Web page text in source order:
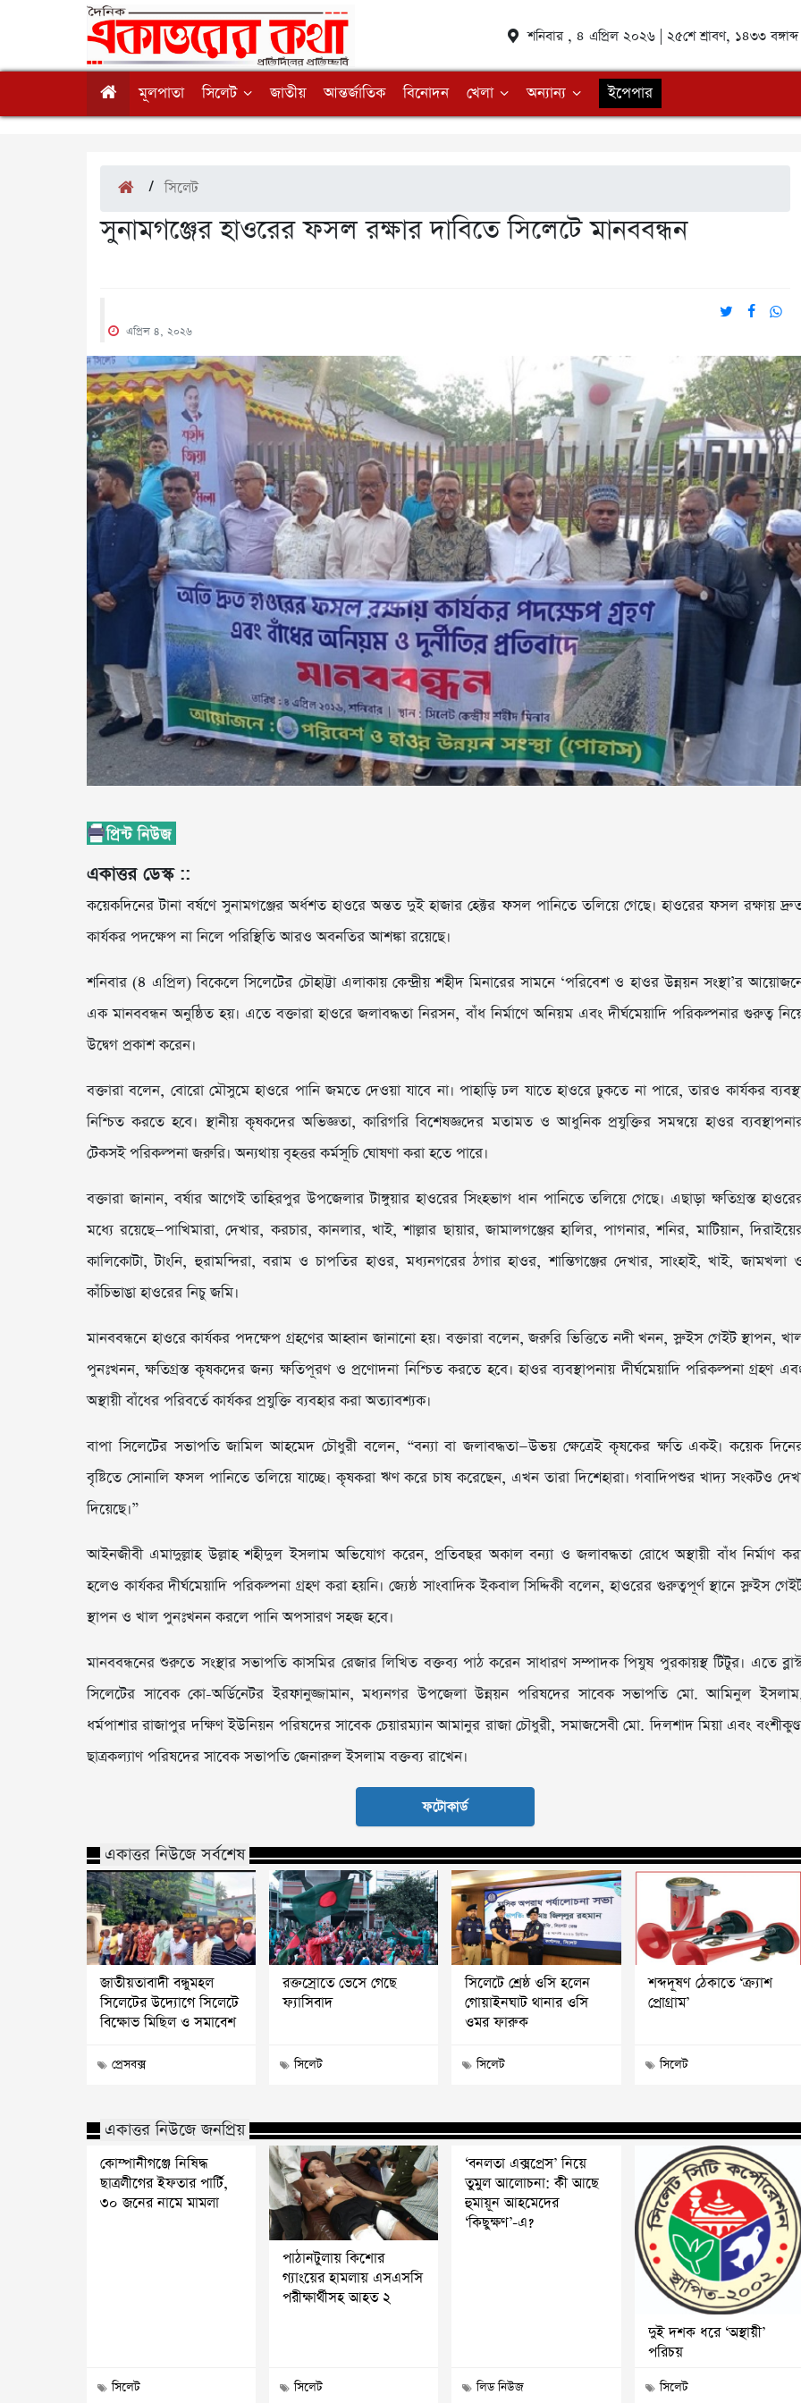
শনিবার , ৪ এপ্রিল ২০২৬ | ২৫শে শ্রাবণ, ১৪৩৩
মূলপাতা সিলেট জাতীয় আন্তর্জাতিক বিনোদন খেলা অন্যান্য ইপেপার
/সিলেট
সুনামগঞ্জের হাওরের ফসল রক্ষার দাবিতে সিলেটে মানববন্ধন
এপ্রিল ৪, ২০২৬
একাত্তর ডেস্ক ::
কয়েকদিনের টানা বর্ষণে সুনামগঞ্জের অর্ধশত হাওরে অন্তত দুই হাজার হেক্টর ফসল পানিতে তলিয়ে গেছে। হাওরের ফসল রক্ষায়
কার্যকর পদক্ষেপ না নিলে পরিস্থিতি আরও অবনতির আশঙ্কা রয়েছে।
শনিবার (৪ এপ্রিল) বিকেলে সিলেটের চৌহাট্টা এলাকায় কেন্দ্রীয় শহীদ মিনারের সামনে ‘পরিবেশ ও হাওর উন্নয়ন সংস্থা’র
এক মানববন্ধন অনুষ্ঠিত হয়। এতে বক্তারা হাওরে জলাবদ্ধতা নিরসন, বাঁধ নির্মাণে অনিয়ম এবং দীর্ঘমেয়াদি পরিকল্পনার গুরুত্ব
উদ্বেগ প্রকাশ করেন।
বক্তারা বলেন, বোরো মৌসুমে হাওরে পানি জমতে দেওয়া যাবে না। পাহাড়ি ঢল যাতে হাওরে ঢুকতে না পারে, তারও কার্যকর
নিশ্চিত করতে হবে। স্থানীয় কৃষকদের অভিজ্ঞতা, কারিগরি বিশেষজ্ঞদের মতামত ও আধুনিক প্রযুক্তির সমন্বয়ে হাওর
টেকসই পরিকল্পনা জরুরি। অন্যথায় বৃহত্তর কর্মসূচি ঘোষণা করা হতে পারে।
বক্তারা জানান, বর্ষার আগেই তাহিরপুর উপজেলার টাঙ্গুয়ার হাওরের সিংহভাগ ধান পানিতে তলিয়ে গেছে। এছাড়া ক্ষতিগ্রস্ত
মধ্যে রয়েছে—পাখিমারা, দেখার, করচার, কানলার, খাই, শাল্লার ছায়ার, জামালগঞ্জের হালির, পাগনার, শনির, মাটিয়ান,
কালিকোটা, টাংনি, হুরামন্দিরা, বরাম ও চাপতির হাওর, মধ্যনগরের ঠগার হাওর, শান্তিগঞ্জের দেখার, সাংহাই, খাই, জামখলা
কাঁচিভাঙা হাওরের নিচু জমি।
মানববন্ধনে হাওরে কার্যকর পদক্ষেপ গ্রহণের আহ্বান জানানো হয়। বক্তারা বলেন, জরুরি ভিত্তিতে নদী খনন, স্লুইস গেইট স্থাপন,
পুনঃখনন, ক্ষতিগ্রস্ত কৃষকদের জন্য ক্ষতিপূরণ ও প্রণোদনা নিশ্চিত করতে হবে। হাওর ব্যবস্থাপনায় দীর্ঘমেয়াদি পরিকল্পনা গ্রহণ
অস্থায়ী বাঁধের পরিবর্তে কার্যকর প্রযুক্তি ব্যবহার করা অত্যাবশ্যক।
বাপা সিলেটের সভাপতি জামিল আহমেদ চৌধুরী বলেন, “বন্যা বা জলাবদ্ধতা—উভয় ক্ষেত্রেই কৃষকের ক্ষতি একই। কয়েক
বৃষ্টিতে সোনালি ফসল পানিতে তলিয়ে যাচ্ছে। কৃষকরা ঋণ করে চাষ করেছেন, এখন তারা দিশেহারা। গবাদিপশুর খাদ্য সংকটও
দিয়েছে।”
আইনজীবী এমাদুল্লাহ উল্লাহ শহীদুল ইসলাম অভিযোগ করেন, প্রতিবছর অকাল বন্যা ও জলাবদ্ধতা রোধে অস্থায়ী বাঁধ নির্মাণ
হলেও কার্যকর দীর্ঘমেয়াদি পরিকল্পনা গ্রহণ করা হয়নি। জ্যেষ্ঠ সাংবাদিক ইকবাল সিদ্দিকী বলেন, হাওরের গুরুত্বপূর্ণ স্থানে স্লুইস
স্থাপন ও খাল পুনঃখনন করলে পানি অপসারণ সহজ হবে।
মানববন্ধনের শুরুতে সংস্থার সভাপতি কাসমির রেজার লিখিত বক্তব্য পাঠ করেন সাধারণ সম্পাদক পিযুষ পুরকায়স্থ টিটুর। এতে
সিলেটের সাবেক কো-অর্ডিনেটর ইরফানুজ্জামান, মধ্যনগর উপজেলা উন্নয়ন পরিষদের সাবেক সভাপতি মো. আমিনুল
ধর্মপাশার রাজাপুর দক্ষিণ ইউনিয়ন পরিষদের সাবেক চেয়ারম্যান আমানুর রাজা চৌধুরী, সমাজসেবী মো. দিলশাদ মিয়া এবং
ছাত্রকল্যাণ পরিষদের সাবেক সভাপতি জেনারুল ইসলাম বক্তব্য রাখেন।
ফটোকার্ড
একাত্তর নিউজে সর্বশেষ
জাতীয়তাবাদী বন্ধুমহল
সিলেটের উদ্যোগে সিলেটে
বিক্ষোভ মিছিল ও সমাবেশ
প্রেসবক্স
রক্তস্রোতে ভেসে গেছে
ফ্যাসিবাদ
সিলেট
সিলেটে শ্রেষ্ঠ ওসি হলেন
গোয়াইনঘাট থানার ওসি
ওমর ফারুক
সিলেট
শব্দদূষণ ঠেকাতে ‘ক্র্যাশ
প্রোগ্রাম’
সিলেট
একাত্তর নিউজে জনপ্রিয়
কোম্পানীগঞ্জে নিষিদ্ধ
ছাত্রলীগের ইফতার পার্টি,
৩০ জনের নামে মামলা
সিলেট
পাঠানটুলায় কিশোর
গ্যাংয়ের হামলায় এসএসসি
পরীক্ষার্থীসহ আহত ২
সিলেট
‘বনলতা এক্সপ্রেস’ নিয়ে
তুমুল আলোচনা: কী আছে
হুমায়ূন আহমেদের
‘কিছুক্ষণ’-এ?
লিড নিউজ
দুই দশক ধরে ‘অস্থায়ী’
পরিচয়
সিলেট